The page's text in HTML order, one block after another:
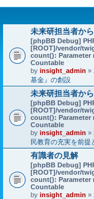
未来研担当者か
[phpBB Debug]
[ROOT]/vendor/
count(): Parameter
Countable
by insight_admin »
基金』の創設
未来研担当者か
[phpBB Debug]
[ROOT]/vendor/
count(): Parameter
Countable
by insight_admin »
民教育の充実を前提
有識者の見解
[phpBB Debug]
[ROOT]/vendor/
count(): Parameter
Countable
by insight_admin »